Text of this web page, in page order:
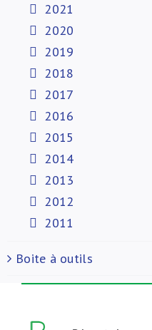
2021
2020
2019
2018
2017
2016
2015
2014
2013
2012
2011
Boite à outils